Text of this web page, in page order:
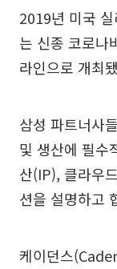
2019년 미국
는 신종 코로나
라인으로 개최
삼성 파트너사
및 생산에 필수
산(IP), 클라우
션을 설명하고
케이던스